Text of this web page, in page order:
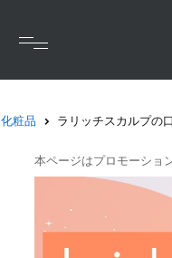
化粧品 ラリッチスカルプの
本ページはプロモーショ